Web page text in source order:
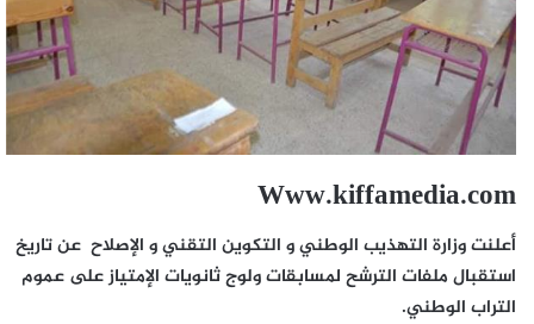
Www.kiffamedia.com
أعلنت وزارة التهذيب الوطني و التكوين التقني و الإصلاح عن تاريخ
استقبال ملفات الترشح لمسابقات ولوج ثانويات الإمتياز على عموم
التراب الوطني.